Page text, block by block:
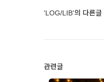
'LOG/LIB'의 다른글
관련글